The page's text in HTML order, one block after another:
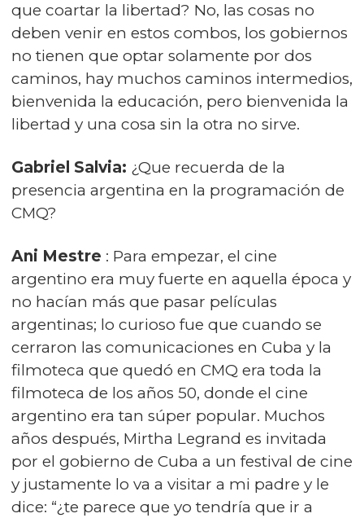
que coartar la libertad? No, las cosas no
deben venir en estos combos, los gobiernos
no tienen que optar solamente por dos
caminos, hay muchos caminos intermedios,
bienvenida la educación, pero bienvenida la
libertad y una cosa sin la otra no sirve.
Gabriel Salvia: ¿Que recuerda de la
presencia argentina en la programación de
CMQ?
Ani Mestre : Para empezar, el cine
argentino era muy fuerte en aquella época y
no hacían más que pasar películas
argentinas; lo curioso fue que cuando se
cerraron las comunicaciones en Cuba y la
filmoteca que quedó en CMQ era toda la
filmoteca de los años 50, donde el cine
argentino era tan súper popular. Muchos
años después, Mirtha Legrand es invitada
por el gobierno de Cuba a un festival de cine
y justamente lo va a visitar a mi padre y le
dice: “¿te parece que yo tendría que ir a